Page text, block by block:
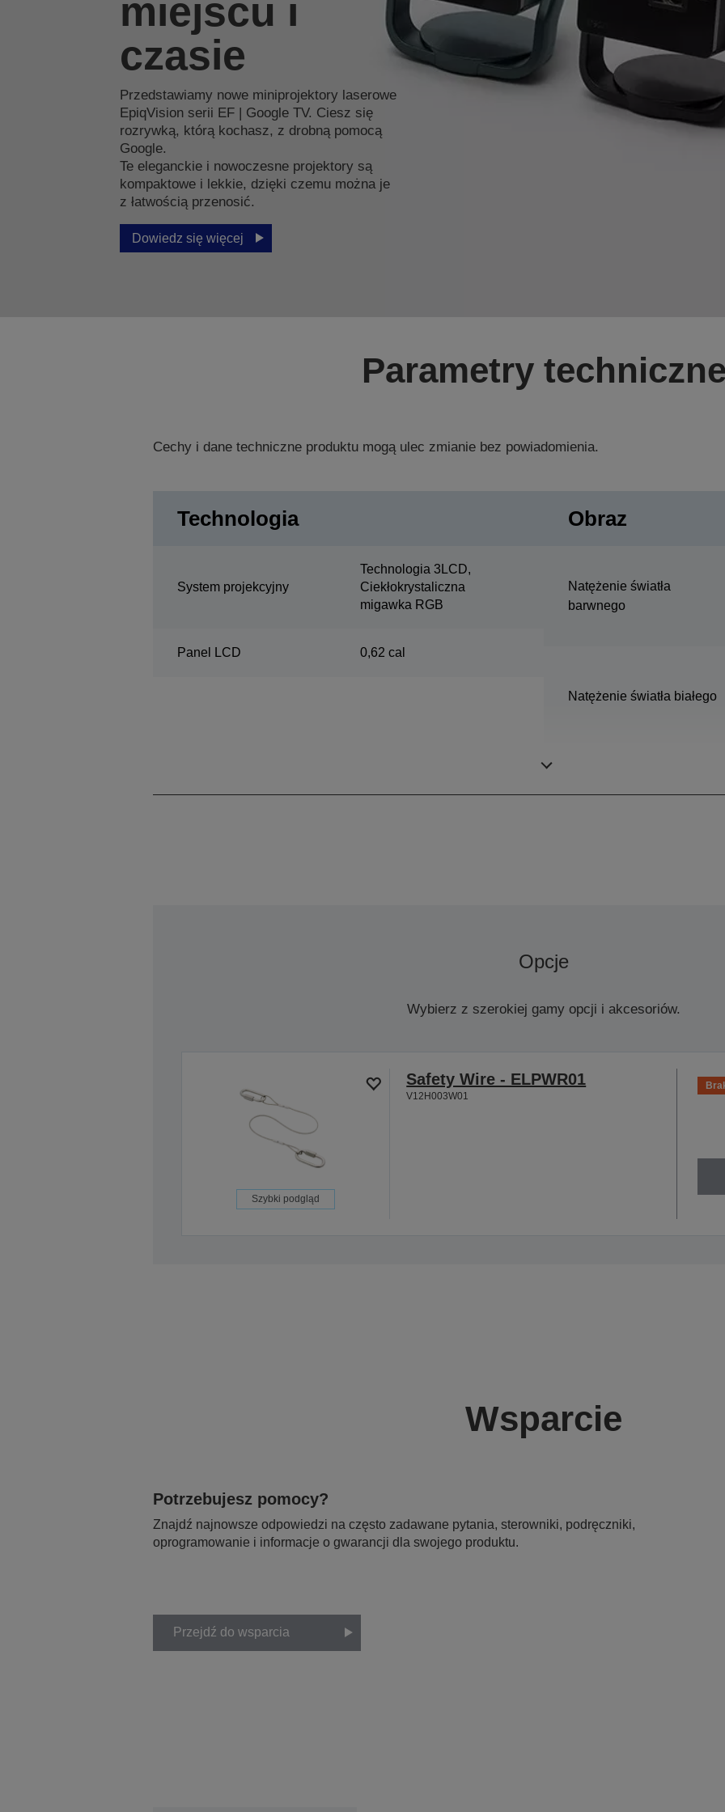
miejscu i
czasie
Przedstawiamy nowe miniprojektory laserowe
EpiqVision serii EF | Google TV. Ciesz się
rozrywką, którą kochasz, z drobną pomocą
Google.
Te eleganckie i nowoczesne projektory są
kompaktowe i lekkie, dzięki czemu można je
z łatwością przenosić.
Dowiedz się więcej
Parametry techniczne
Cechy i dane techniczne produktu mogą ulec zmianie bez powiadomienia.
Technologia
System projekcyjny
Technologia 3LCD,
Ciekłokrystaliczna
migawka RGB
Panel LCD 0,62 cal
Obraz
Natężenie światła
barwnego
Natężenie światła białego
Opcje
Wybierz z szerokiej gamy opcji i akcesoriów.
Szybki podgląd
Safety Wire - ELPWR01
V12H003W01
Wsparcie
Potrzebujesz pomocy?
Znajdź najnowsze odpowiedzi na często zadawane pytania, sterowniki, podręczniki,
oprogramowanie i informacje o gwarancji dla swojego produktu.
Przejdź do wsparcia